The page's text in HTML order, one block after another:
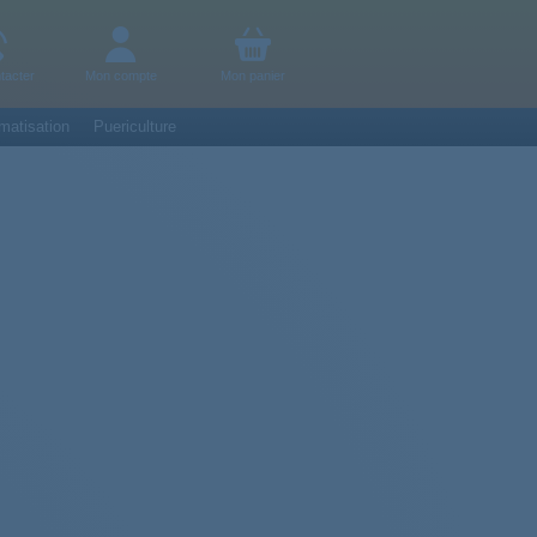
Mon compte Mon panier
Puericulture